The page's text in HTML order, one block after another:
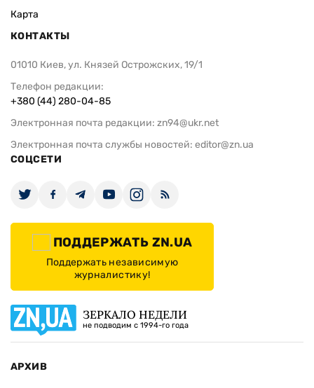
Карта
КОНТАКТЫ
01010 Киев, ул. Князей Острожских, 19/1
Телефон редакции:
+380 (44) 280-04-85
Электронная почта редакции: zn94@ukr.net
Электронная почта службы новостей: editor@zn.ua
СОЦСЕТИ
ПОДДЕРЖАТЬ ZN.UA
Поддержать независимую
журналистику!
ЗЕРКАЛО НЕДЕЛИ
не подводим с 1994-го года
АРХИВ